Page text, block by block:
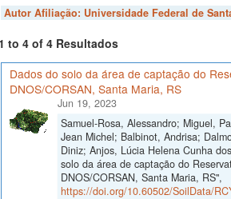
Autor Afiliação: Universidade Federal de
to 4 of 4 Resultados
Dados do solo da área de captação do
DNOS/CORSAN, Santa Maria, RS
Jun 19, 2023
Samuel-Rosa, Alessandro; Miguel,
Jean Michel; Balbinot, Andrisa;
Diniz; Anjos, Lúcia Helena Cunha
solo da área de captação do
DNOS/CORSAN, Santa Maria, RS",
https://doi.org/10.60502/SoilData/